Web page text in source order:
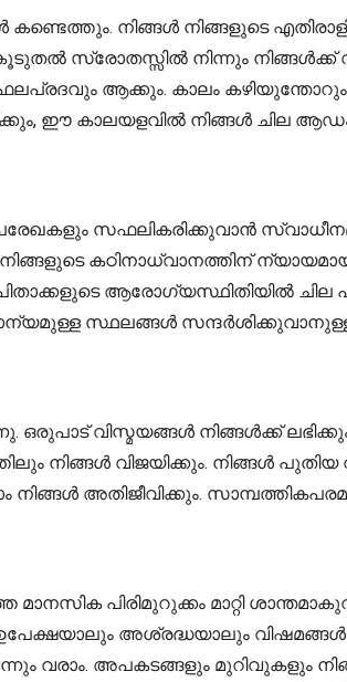
നിങ്ങൾ നിങ്ങളുടെ
സ്രോതസ്സിൽ നിന്നും
ആക്കും. കാലം കഴിയുന്തോറും
ഈ കാലയളവിൽ നിങ്ങൾ ചില
സഫലികരിക്കുവാൻ
കഠിനാധ്വാനത്തിന് ന്യായമായ
ആരോഗ്യസ്ഥിതിയിൽ
സ്ഥലങ്ങൾ
വിസ്മയങ്ങൾ നിങ്ങൾക്ക്
വിജയിക്കും. നിങ്ങൾ പുതിയ
നിങ്ങൾ അതിജീവിക്കും.
പിരിമുറുക്കം മാറ്റി
അശ്രദ്ധയാലും
അപകടങ്ങളും മുറിവുകളും